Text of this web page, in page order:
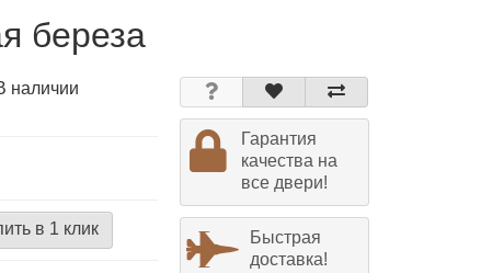
береза
наличии
в 1 клик
Гарантия
качества на
все двери!
Быстрая
доставка!